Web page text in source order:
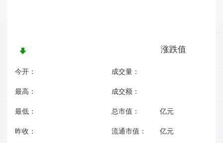
涨跌值
今开： 成交量：
最高： 成交额：
最低： 总市值： 亿元
昨收： 流通市值： 亿元